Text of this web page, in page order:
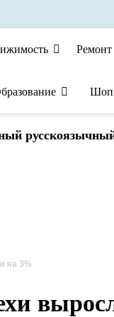
Ремонт
русскоязычный
на 3%